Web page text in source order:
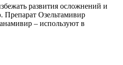
развития осложнений и
Препарат Озельтамивир
– используют в